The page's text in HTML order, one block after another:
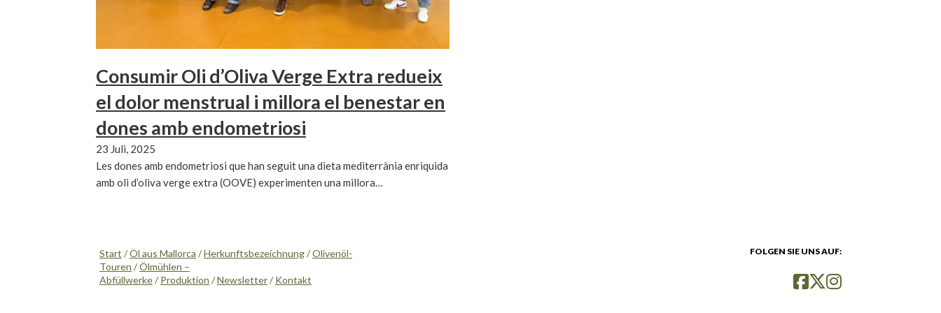
Consumir Oli d’Oliva Verge Extra redueix
el dolor menstrual i millora el benestar en
dones amb endometriosi
23 Juli, 2025
Les dones amb endometriosi que han seguit una dieta mediterrània enriquida
amb oli d’oliva verge extra (OOVE) experimenten una millora…
Start /Öl aus Mallorca /Herkunftsbezeichnung/Olivenöl-
Touren /Ölmühlen –
Abfüllwerke/ Produktion /Newsletter/ Kontakt
FOLGEN SIE UNS AUF: